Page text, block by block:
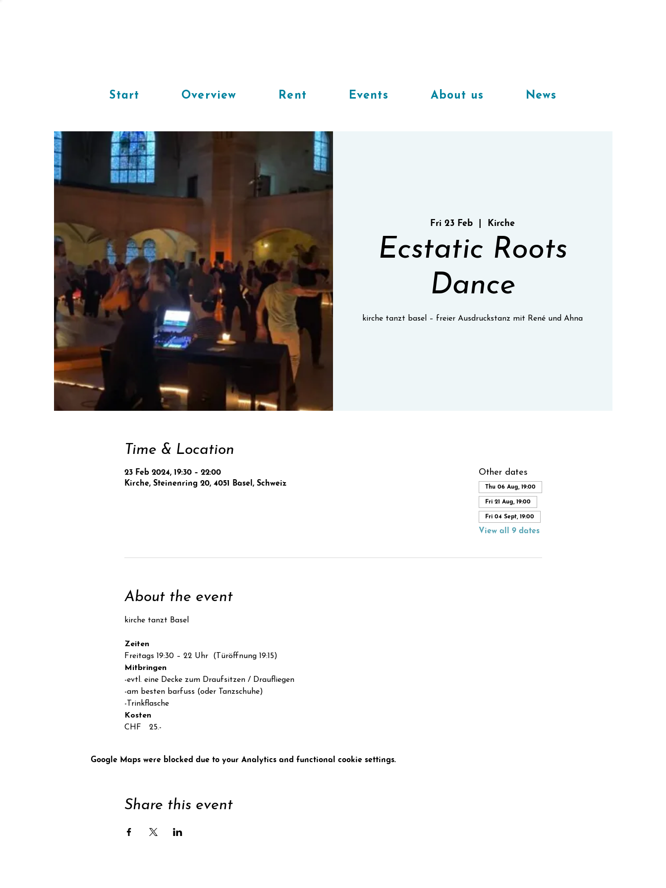
Start Overview Rent Events About us News
Fri 23 Feb Kirche
Ecstatic Roots
Dance
kirche tanzt basel – freier Ausdruckstanz mit René und Ahna
Time & Location
23 Feb 2024, 19:30 – 22:00
Kirche, Steinenring 20, 4051 Basel, Schweiz
Other dates
Thu 06 Aug, 19:00
Fri 21 Aug, 19:00
Fri 04 Sept, 19:00
View all 9 dates
About the event
Zeiten
Freitags 19:30 – 22 Uhr  (Türöffnung 19:15)
Mitbringen
-evtl. eine Decke zum Draufsitzen / Draufliegen
-am besten barfuss (oder Tanzschuhe)
-Trinkflasche
Kosten
CHF  25.-
Google Maps were blocked due to your Analytics and functional cookie settings.
Share this event